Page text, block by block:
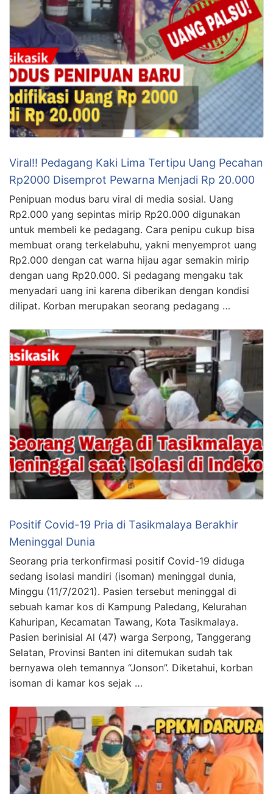
Viral!! Pedagang Kaki Lima Tertipu Uang Pecahan
Rp2000 Disemprot Pewarna Menjadi Rp 20.000
Penipuan modus baru viral di media sosial. Uang
Rp2.000 yang sepintas mirip Rp20.000 digunakan
untuk membeli ke pedagang. Cara penipu cukup bisa
membuat orang terkelabuhu, yakni menyemprot uang
Rp2.000 dengan cat warna hijau agar semakin mirip
dengan uang Rp20.000. Si pedagang mengaku tak
menyadari uang ini karena diberikan dengan kondisi
dilipat. Korban merupakan seorang pedagang …
Positif Covid-19 Pria di Tasikmalaya Berakhir
Meninggal Dunia
Seorang pria terkonfirmasi positif Covid-19 diduga
sedang isolasi mandiri (isoman) meninggal dunia,
Minggu (11/7/2021). Pasien tersebut meninggal di
sebuah kamar kos di Kampung Paledang, Kelurahan
Kahuripan, Kecamatan Tawang, Kota Tasikmalaya.
Pasien berinisial Al (47) warga Serpong, Tanggerang
Selatan, Provinsi Banten ini ditemukan sudah tak
bernyawa oleh temannya “Jonson”. Diketahui, korban
isoman di kamar kos sejak …